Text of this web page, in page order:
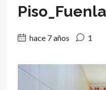
hace 7 años 1